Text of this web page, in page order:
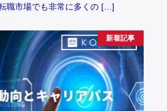
職市場でも非常に多くの […]
新着記事